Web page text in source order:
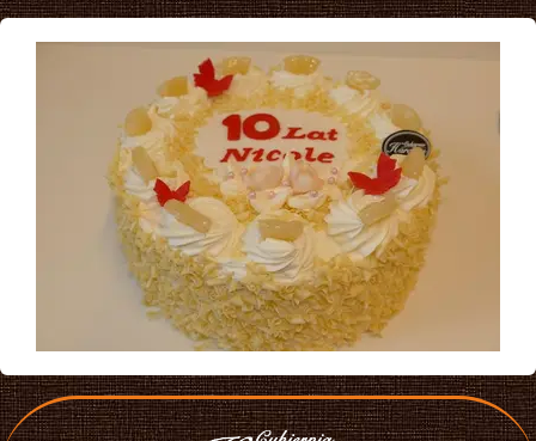
Podziękowania dla gości